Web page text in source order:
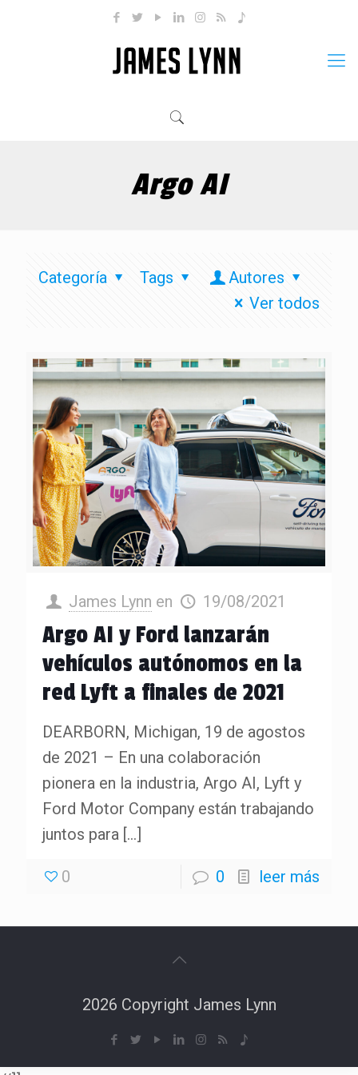
Argo AI
Categoría Tags
Autores
Ver todos
James Lynn en 19/08/2021
Argo AI y Ford lanzarán
vehículos autónomos en la
red Lyft a finales de 2021
DEARBORN, Michigan, 19 de agostos
de 2021 – En una colaboración
pionera en la industria, Argo AI, Lyft y
Ford Motor Company están trabajando
juntos para […]
0 0 leer más
2026 Copyright James Lynn